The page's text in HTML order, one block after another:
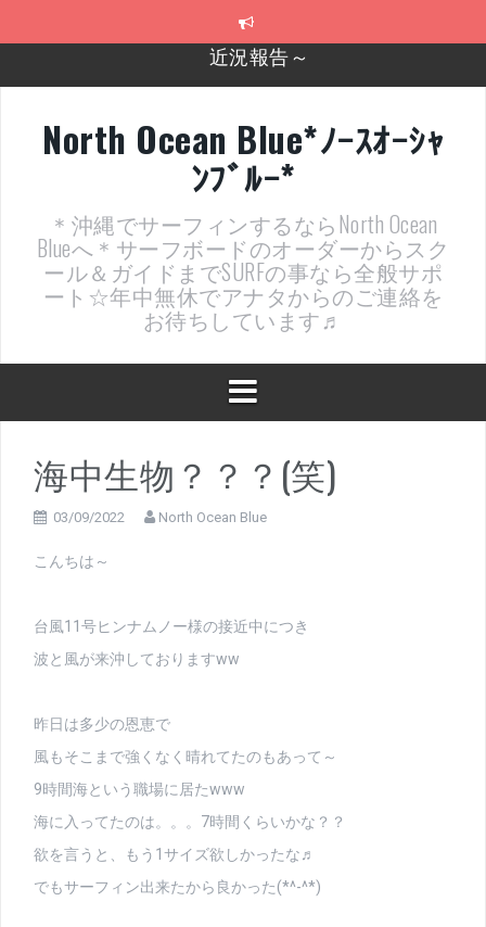
2026年明けました〜
近況報告ww
ヤッチマッターーーー！！！
支部長就任報告と支部予選・検定開催決定！
近況報告～
North Ocean Blue*ﾉｰｽｵｰｼｬ
ﾝﾌﾞﾙｰ*
＊沖縄でサーフィンするならNorth Ocean
Blueへ＊サーフボードのオーダーからスク
ール＆ガイドまでSURFの事なら全般サポ
ート☆年中無休でアナタからのご連絡を
お待ちしています♬
海中生物？？？(笑)
03/09/2022 North Ocean Blue
こんちは～
台風11号ヒンナムノー様の接近中につき
波と風が来沖しておりますww
昨日は多少の恩恵で
風もそこまで強くなく晴れてたのもあって～
9時間海という職場に居たwww
海に入ってたのは。。。7時間くらいかな？？
欲を言うと、もう1サイズ欲しかったな♬
でもサーフィン出来たから良かった(*^-^*)